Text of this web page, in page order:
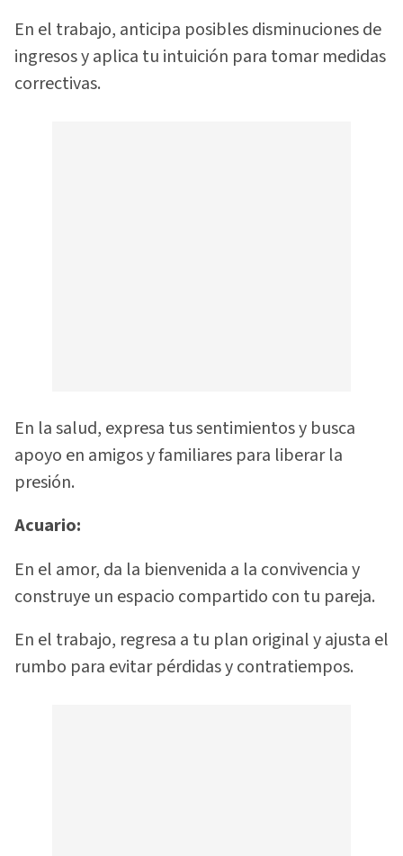
En el trabajo, anticipa posibles disminuciones de
ingresos y aplica tu intuición para tomar medidas
correctivas.
En la salud, expresa tus sentimientos y busca
apoyo en amigos y familiares para liberar la
presión.
Acuario:
En el amor, da la bienvenida a la convivencia y
construye un espacio compartido con tu pareja.
En el trabajo, regresa a tu plan original y ajusta el
rumbo para evitar pérdidas y contratiempos.